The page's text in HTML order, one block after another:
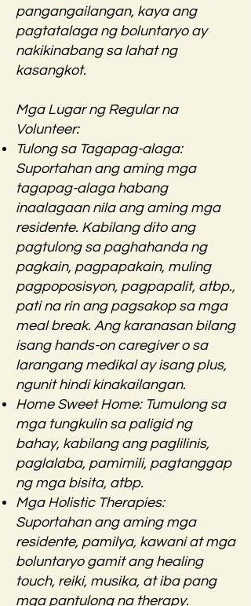
pangangailangan, kaya ang
pagtatalaga ng boluntaryo ay
nakikinabang sa lahat ng
kasangkot.
Mga Lugar ng Regular na
Volunteer:
Tulong sa Tagapag-alaga:
Suportahan ang aming mga
tagapag-alaga habang
inaalagaan nila ang aming mga
residente. Kabilang dito ang
pagtulong sa paghahanda ng
pagkain, pagpapakain, muling
pagpoposisyon, pagpapalit, atbp.,
pati na rin ang pagsakop sa mga
meal break. Ang karanasan bilang
isang hands-on caregiver o sa
larangang medikal ay isang plus,
ngunit hindi kinakailangan.
Home Sweet Home: Tumulong sa
mga tungkulin sa paligid ng
bahay, kabilang ang paglilinis,
paglalaba, pamimili, pagtanggap
ng mga bisita, atbp.
Mga Holistic Therapies:
Suportahan ang aming mga
residente, pamilya, kawani at mga
boluntaryo gamit ang healing
touch, reiki, musika, at iba pang
mga pantulong na therapy.